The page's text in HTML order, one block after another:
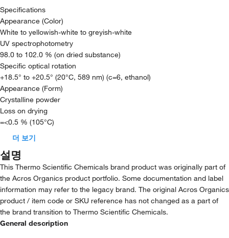
Specifications
Appearance (Color)
White to yellowish-white to greyish-white
UV spectrophotometry
98.0 to 102.0 % (on dried substance)
Specific optical rotation
+18.5° to +20.5° (20°C, 589 nm) (c=6, ethanol)
Appearance (Form)
Crystalline powder
Loss on drying
=<0.5 % (105°C)
더 보기
설명
This Thermo Scientific Chemicals brand product was originally part of
the Acros Organics product portfolio. Some documentation and label
information may refer to the legacy brand. The original Acros Organics
product / item code or SKU reference has not changed as a part of
the brand transition to Thermo Scientific Chemicals.
General description